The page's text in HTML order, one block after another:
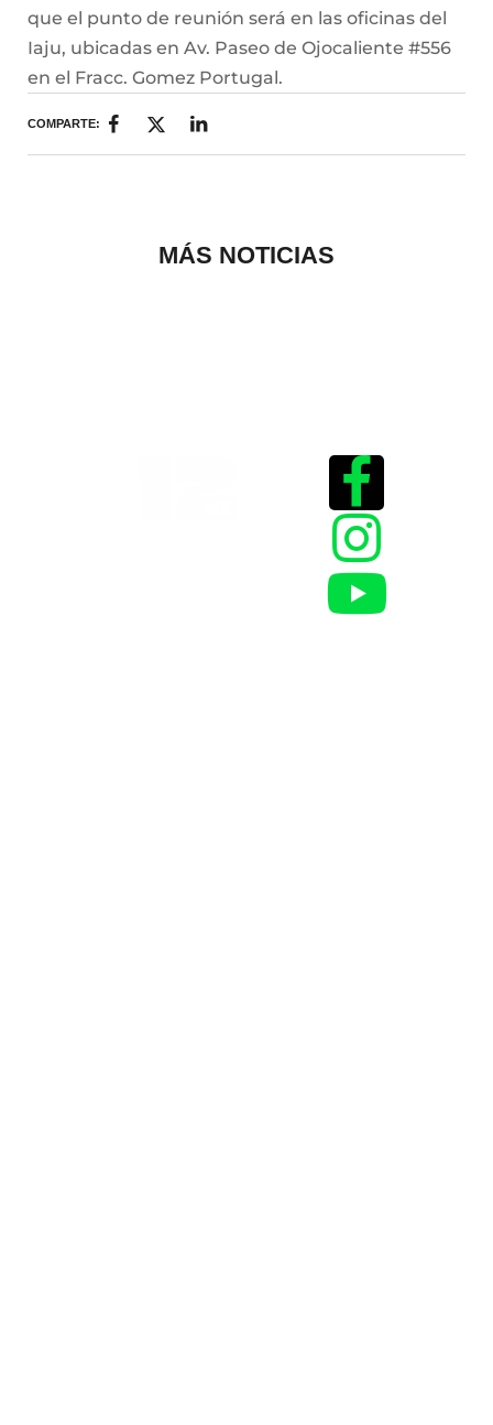
que el punto de reunión será en las oficinas del
Iaju, ubicadas en Av. Paseo de Ojocaliente #556
en el Fracc. Gomez Portugal.
COMPARTE:
MÁS NOTICIAS